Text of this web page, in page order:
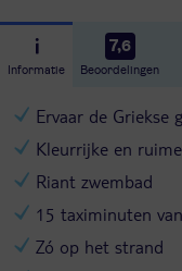
Informatie
7,6
Beoordelingen
Ervaar de Griekse
Kleurrijke en
Riant zwembad
15 taximinuten
Zó op het strand